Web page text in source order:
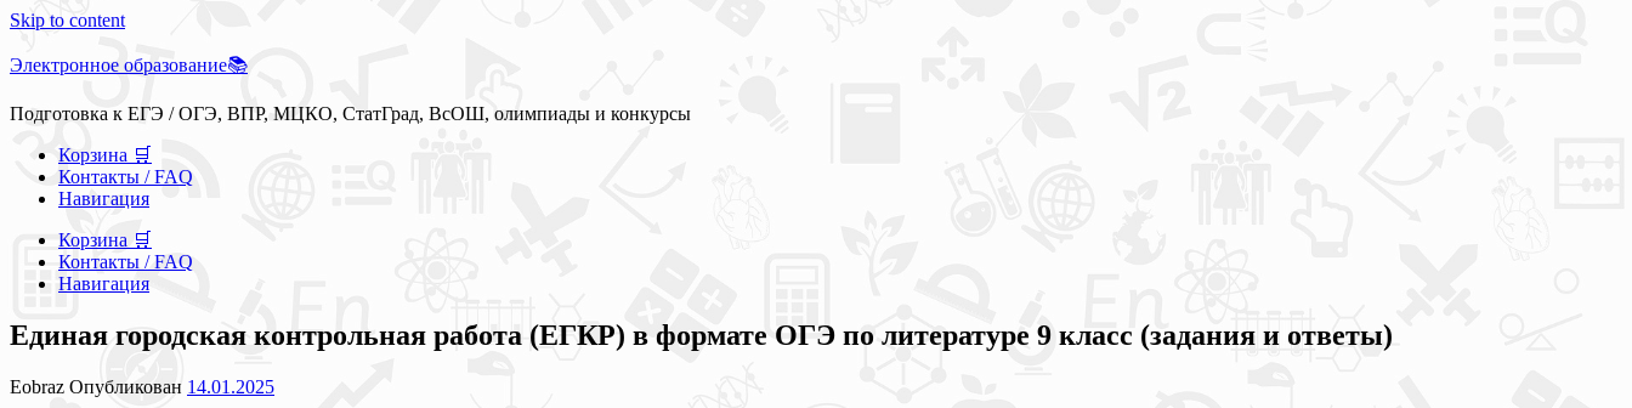
Skip to content
Электронное образование📚
Подготовка к ЕГЭ / ОГЭ, ВПР, МЦКО, СтатГрад, ВсОШ, олимпиады и конкурсы
Корзина 🛒
Контакты / FAQ
Навигация
Корзина 🛒
Контакты / FAQ
Навигация
Единая городская контрольная работа (ЕГКР) в формате ОГЭ по литературе 9 класс (задания и ответы)
Eobraz Опубликован 14.01.2025